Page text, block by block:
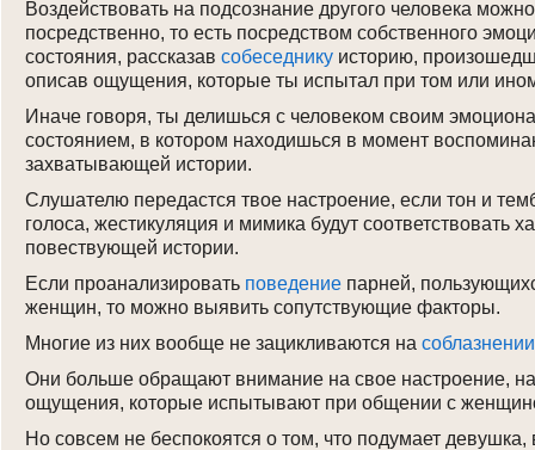
Воздействовать на подсознание другого человека
посредственно, то есть посредством собственного
состояния, рассказав собеседнику историю,
описав ощущения, которые ты испытал при том или
Иначе говоря, ты делишься с человеком своим
состоянием, в котором находишься в момент
захватывающей истории.
Слушателю передастся твое настроение, если тон и
голоса, жестикуляция и мимика будут соответствовать
повествующей истории.
Если проанализировать поведение парней,
женщин, то можно выявить сопутствующие факторы.
Многие из них вообще не зацикливаются на
Они больше обращают внимание на свое настроение, на
ощущения, которые испытывают при общении с
Но совсем не беспокоятся о том, что подумает девушка,